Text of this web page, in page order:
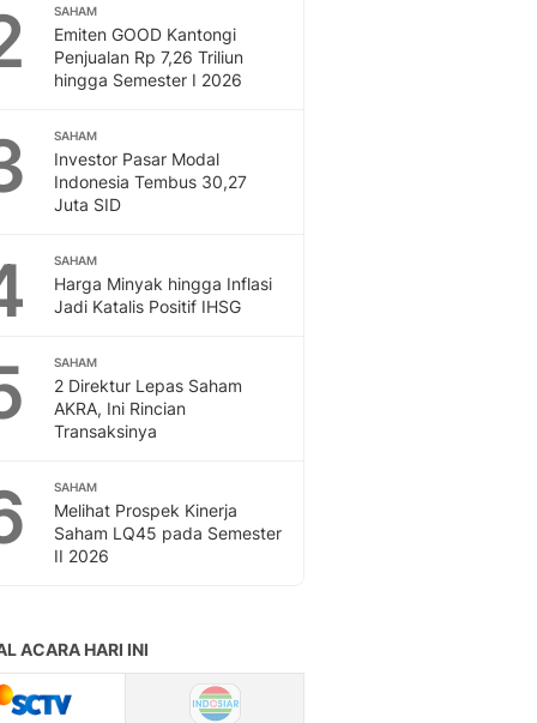
SAHAM
Emiten GOOD Kantongi
Penjualan Rp 7,26 Triliun
hingga Semester I 2026
SAHAM
Investor Pasar Modal
Indonesia Tembus 30,27
Juta SID
SAHAM
Harga Minyak hingga Inflasi
Jadi Katalis Positif IHSG
SAHAM
2 Direktur Lepas Saham
AKRA, Ini Rincian
Transaksinya
SAHAM
Melihat Prospek Kinerja
Saham LQ45 pada Semester
II 2026